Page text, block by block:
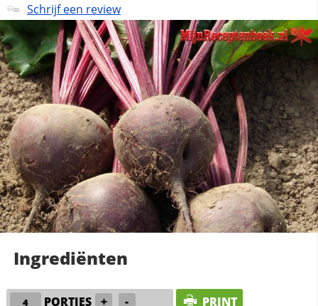
Schrijf een review
Ingrediënten
PORTIES + - PRINT